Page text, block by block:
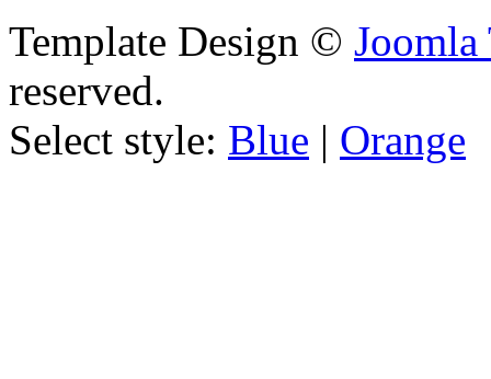
Template Design © Joomla
reserved.
Select style: Blue | Orange